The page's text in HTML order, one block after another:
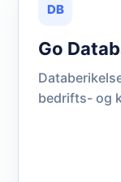
DB
Go
bedrifts- og